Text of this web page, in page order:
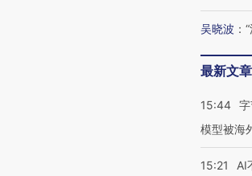
吴晓波 ：
最新文章
15:44
模型被海
15:21 AI